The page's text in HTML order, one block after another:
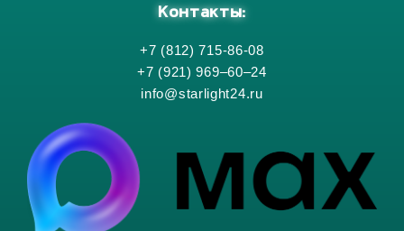
Контакты:
+7 (812) 715-86-08
+7 (921) 969–60–24
info@starlight24.ru